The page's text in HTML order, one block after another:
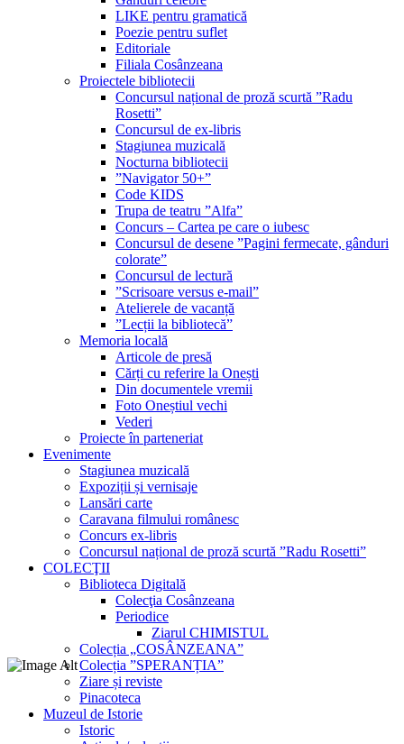
LIKE pentru gramatică
Poezie pentru suflet
Editoriale
Filiala Cosânzeana
Proiectele bibliotecii
Concursul național de proză scurtă ”Radu
Rosetti”
Concursul de ex-libris
Stagiunea muzicală
Nocturna bibliotecii
”Navigator 50+”
Code KIDS
Trupa de teatru ”Alfa”
Concurs – Cartea pe care o iubesc
Concursul de desene ”Pagini fermecate, gânduri
colorate”
Concursul de lectură
”Scrisoare versus e-mail”
Atelierele de vacanță
”Lecții la bibliotecă”
Memoria locală
Articole de presă
Cărți cu referire la Onești
Din documentele vremii
Foto Oneștiul vechi
Vederi
Proiecte în parteneriat
Evenimente
Stagiunea muzicală
Expoziții și vernisaje
Lansări carte
Caravana filmului românesc
Concurs ex-libris
Concursul național de proză scurtă ”Radu Rosetti”
COLECŢII
Biblioteca Digitală
Colecţia Cosânzeana
Periodice
Ziarul CHIMISTUL
Colecția „COSÂNZEANA”
Colecția ”SPERANȚIA”
Ziare și reviste
Pinacoteca
Muzeul de Istorie
Istoric